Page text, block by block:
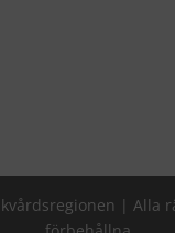
| Alla